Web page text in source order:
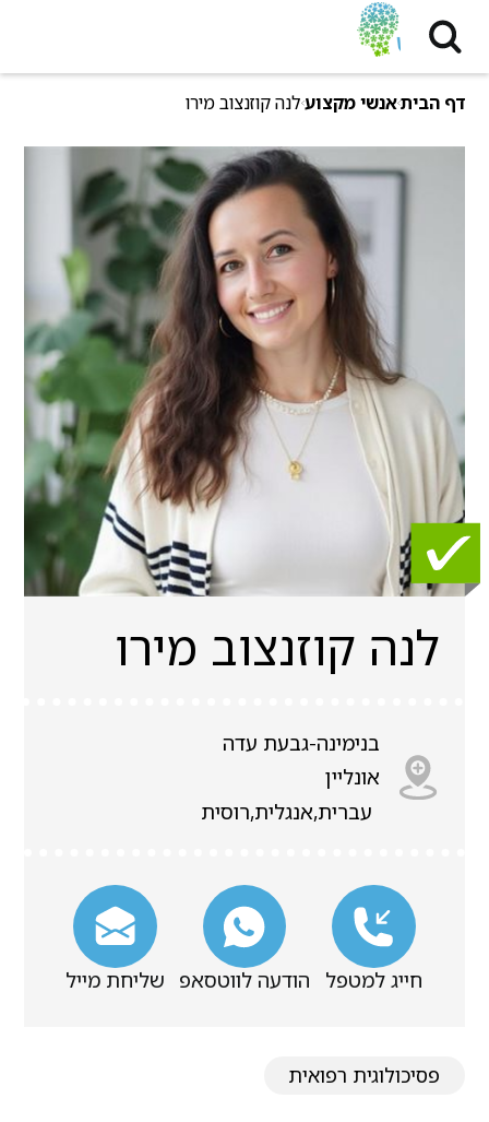
דף הביתאנשי מקצועלנה קוזנצוב מירו
לנה קוזנצוב מירו
בנימינה-גבעת עדה
אונליין
עברית,אנגלית,רוסית
חייג למטפל הודעה לווטסאפ שליחת מייל
פסיכולוגית רפואית